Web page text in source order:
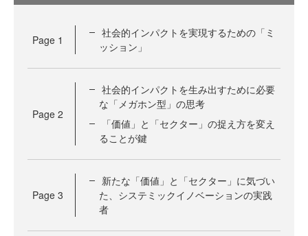
Page 1
社会的インパクトを実現するための「ミ
ッション」
Page 2
社会的インパクトを生み出すために必要
な「メガホン型」の思考
「価値」と「セクター」の捉え方を変え
ることが鍵
Page 3
新たな「価値」と「セクター」に気づい
た、システミックイノベーションの実践
者